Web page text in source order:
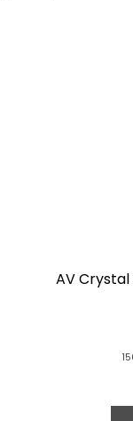
AV Crystal